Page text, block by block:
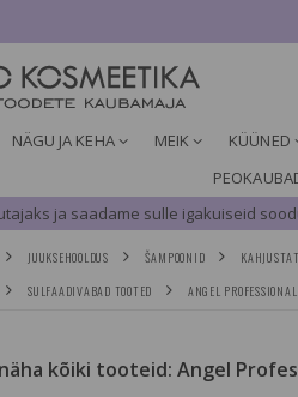
NÄGU JA KEHA MEIK KÜÜNED
ja saadame sulle igakuiseid
JUUKSEHOOLDUS ŠAMPOONID
SULFAADIVABAD TOOTED ANGEL
kõiki tooteid: Angel